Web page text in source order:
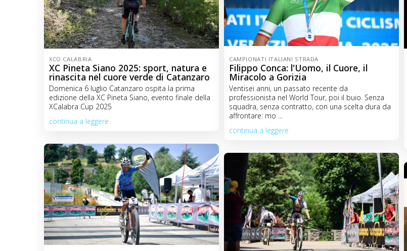
XCO CALABRIA
XC Pineta Siano 2025: sport, natura e
rinascita nel cuore verde di Catanzaro
Domenica 6 luglio Catanzaro ospita la prima
edizione della XC Pineta Siano, evento finale della
XCalabra Cup 2025
continua a leggere
CAMPIONATI ITALIANI STRADA
Filippo Conca: l'Uomo, il Cuore, il
Miracolo a Gorizia
Ventisei anni, un passato recente da
professionista nel World Tour, poi il buio. Senza
squadra, senza contratto, con una scelta dura da
affrontare: mo ...
continua a leggere